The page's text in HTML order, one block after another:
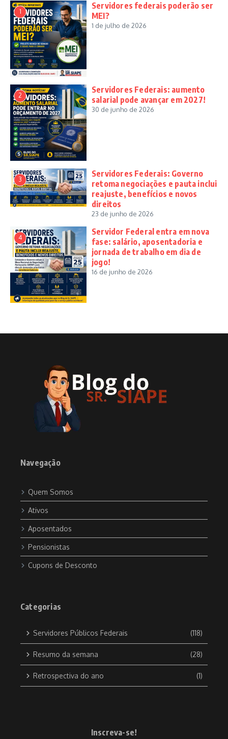
1
Servidores federais poderão ser
MEI?
1 de julho de 2026
2
Servidores Federais: aumento
salarial pode avançar em 2027!
30 de junho de 2026
3
Servidores Federais: Governo
retoma negociações e pauta inclui
reajuste, benefícios e novos
direitos
23 de junho de 2026
4
Servidor Federal entra em nova
fase: salário, aposentadoria e
jornada de trabalho em dia de
jogo!
16 de junho de 2026
Navegação
Quem Somos
Ativos
Aposentados
Pensionistas
Cupons de Desconto
Categorias
Servidores Públicos Federais (118)
Resumo da semana (28)
Retrospectiva do ano (1)
Inscreva-se!